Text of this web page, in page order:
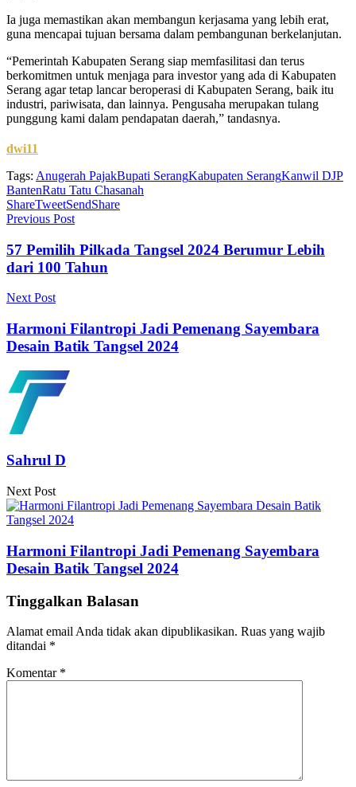
Ia juga memastikan akan membangun kerjasama yang lebih erat,
guna mencapai tujuan bersama dalam pembangunan berkelanjutan.
“Pemerintah Kabupaten Serang siap memfasilitasi dan terus
berkomitmen untuk menjaga para investor yang ada di Kabupaten
Serang agar tetap lancar beroperasi di Kabupaten Serang, baik itu
industri, pariwisata, dan lainnya. Pengusaha merupakan tulang
punggung kami dalam pendapatan daerah,” tandasnya.
dwi11
Tags: Anugerah PajakBupati SerangKabupaten SerangKanwil DJP
BantenRatu Tatu Chasanah
ShareTweetSendShare
Previous Post
57 Pemilih Pilkada Tangsel 2024 Berumur Lebih
dari 100 Tahun
Next Post
Harmoni Filantropi Jadi Pemenang Sayembara
Desain Batik Tangsel 2024
Sahrul D
Next Post
Harmoni Filantropi Jadi Pemenang Sayembara
Desain Batik Tangsel 2024
Tinggalkan Balasan
Alamat email Anda tidak akan dipublikasikan. Ruas yang wajib
ditandai *
Komentar *